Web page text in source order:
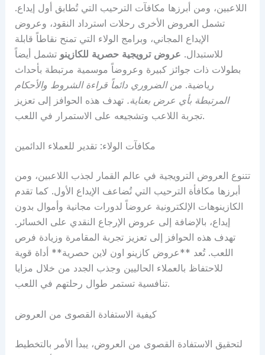
اللاعبين، ومن أبرزها مكافآت الترحيب التي تُطابق أول إيداع.
تشمل العروض الأخرى رحلات استرداد النقود، وعروض
الإيداع المجاني، وبرامج الولاء التي تمنح نقاطاً قابلة
للاستبدال. عروض ترويجية حصرية للكازينو تشمل أيضاً
بطولات ذات جوائز كبيرة وعروضاً موسمية مرتبطة بأحداث
رياضية. من الضروري دائماً قراءة الشروط والأحكام
المرتبطة بأي عرض بعناية. تهدف هذه الحوافز إلى تعزيز
تجربة اللاعب وتشجيعه على الاستمرار في اللعب.
مكافآت الولاء: تقدير للعملاء الدائمين
تتنوع العروض الترويجية في عالم القمار لجذب اللاعبين، ومن
أبرزها مكافأة الترحيب التي تُضاعف الإيداع الأول. كما تقدم
الكازينوهات الإلكترونية عروضاً لدورات مجانية وأموال بدون
إيداع، بالإضافة إلى عروض الإرجاع النقدي على الخسائر.
تهدف هذه الحوافز إلى تعزيز تجربة المقامرة وزيادة فرص
اللعب. تُعد **عروض كازينو اون لاين حصرية** أداة قوية
للاحتفاظ بالعملاء الحاليين وجذب الجدد من خلال مزايا
تنافسية تستمر طوال رحلتهم في اللعب.
كيفية الاستفادة القصوى من العروض
لتحقيق الاستفادة القصوى من العروض، يبدأ الأمر بالتخطيط